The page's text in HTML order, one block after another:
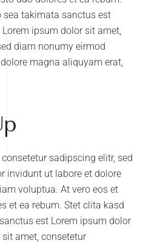
sea takimata sanctus est
ipsum dolor sit amet,
diam nonumy eirmod
magna aliquyam erat,
sadipscing elitr, sed
invidunt ut labore et dolore
voluptua. At vero eos et
et ea rebum. Stet clita kasd
est Lorem ipsum dolor
amet, consetetur